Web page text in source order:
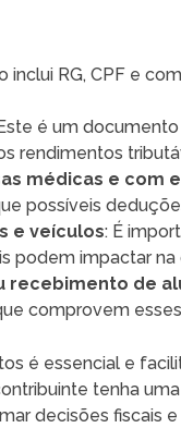
inclui RG, CPF e
é um
rendimentos
médicas e com
possíveis
e veículos: É
podem impactar na
recebimento de
comprovem
é essencial e
tenha
decisões fiscais e